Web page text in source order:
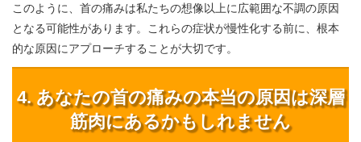
このように、首の痛みは私たちの想像以上に広範囲な不調の原因
となる可能性があります。これらの症状が慢性化する前に、根本
的な原因にアプローチすることが大切です。
4. あなたの首の痛みの本当の原因は深層
筋肉にあるかもしれません